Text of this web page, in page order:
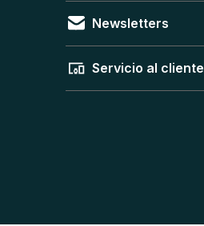
Newsletters
Servicio al cliente